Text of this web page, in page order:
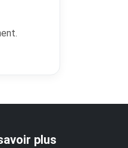
plus